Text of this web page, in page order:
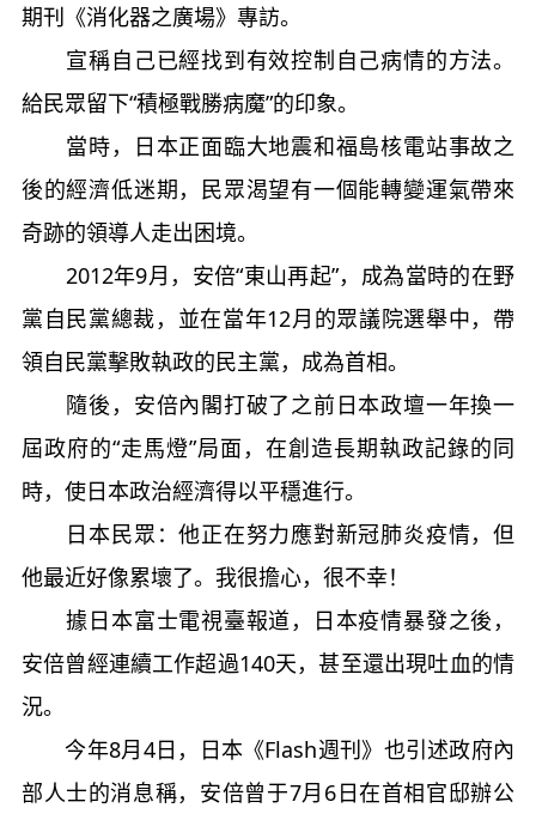
期刊《消化器之廣場》專訪。
宣稱自己已經找到有效控制自己病情的方法。
給民眾留下“積極戰勝病魔”的印象。
當時，日本正面臨大地震和福島核電站事故之
後的經濟低迷期，民眾渴望有一個能轉變運氣帶來
奇跡的領導人走出困境。
2012年9月，安倍“東山再起”，成為當時的在野
黨自民黨總裁，並在當年12月的眾議院選舉中，帶
領自民黨擊敗執政的民主黨，成為首相。
隨後，安倍內閣打破了之前日本政壇一年換一
屆政府的“走馬燈”局面，在創造長期執政記錄的同
時，使日本政治經濟得以平穩進行。
日本民眾：他正在努力應對新冠肺炎疫情，但
他最近好像累壞了。我很擔心，很不幸！
據日本富士電視臺報道，日本疫情暴發之後，
安倍曾經連續工作超過140天，甚至還出現吐血的情
況。
今年8月4日，日本《Flash週刊》也引述政府內
部人士的消息稱，安倍曾于7月6日在首相官邸辦公